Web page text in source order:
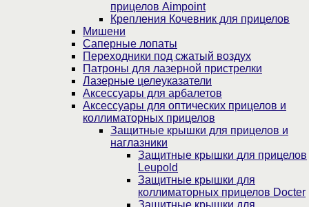
прицелов Aimpoint
Крепления Кочевник для прицелов
Мишени
Саперные лопаты
Переходники под сжатый воздух
Патроны для лазерной пристрелки
Лазерные целеуказатели
Аксессуары для арбалетов
Аксессуары для оптических прицелов и
коллиматорных прицелов
Защитные крышки для прицелов и
наглазники
Защитные крышки для прицелов
Leupold
Защитные крышки для
коллиматорных прицелов Docter